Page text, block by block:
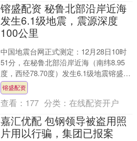
镕盛配资 秘鲁北部沿岸近海
发生6.1级地震，震源深度
100公里
中国地震台网正式测定：12月28日10时
51分，在秘鲁北部沿岸近海（南纬8.95
度，西经78.70度）发生6.1级地震镕盛配
资，震源深度100公里。....
镕盛配资
查看： 177 分类：在线配资开户
嘉汇优配 包钢领导被盗用照
片用以行骗，集团已报案